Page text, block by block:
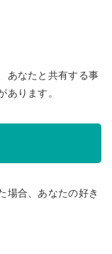
あなたと共有する事
あります。
場合、あなたの好き